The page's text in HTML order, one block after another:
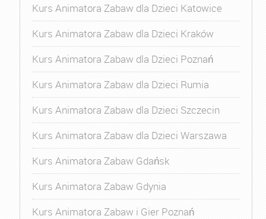
Kurs Animatora Zabaw dla Dzieci Katowice
Kurs Animatora Zabaw dla Dzieci Kraków
Kurs Animatora Zabaw dla Dzieci Poznań
Kurs Animatora Zabaw dla Dzieci Rumia
Kurs Animatora Zabaw dla Dzieci Szczecin
Kurs Animatora Zabaw dla Dzieci Warszawa
Kurs Animatora Zabaw Gdańsk
Kurs Animatora Zabaw Gdynia
Kurs Animatora Zabaw i Gier Poznań